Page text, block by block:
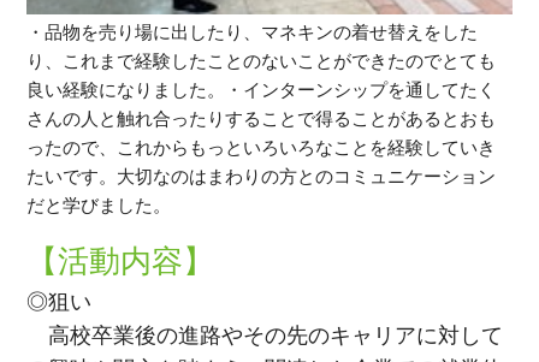
・品物を売り場に出したり、マネキンの着せ替えをした
り、これまで経験したことのないことができたのでとても
良い経験になりました。・インターンシップを通してたく
さんの人と触れ合ったりすることで得ることがあるとおも
ったので、これからもっといろいろなことを経験していき
たいです。大切なのはまわりの方とのコミュニケーション
だと学びました。
【活動内容】
◎狙い
高校卒業後の進路やその先のキャリアに対して